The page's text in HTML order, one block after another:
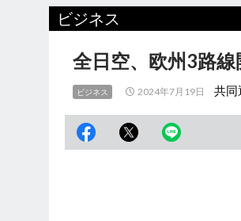
ビジネス
全日空、欧州3路
ビジネス 2024年7月19日 共同